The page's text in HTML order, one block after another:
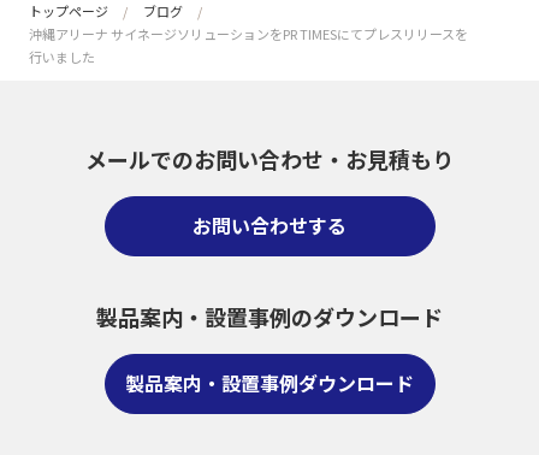
トップページ
ブログ
沖縄アリーナ サイネージソリューションをPR TIMESにてプレスリリースを
行いました
メールでのお問い合わせ・ お見積もり
お問い合わせする
製品案内・設置事例のダウンロード
製品案内・設置事例ダウンロード